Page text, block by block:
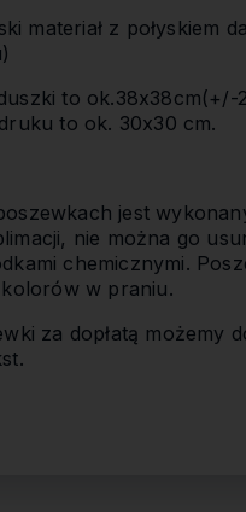
materiał z połyskiem
to ok.38x38cm(+/-
to ok. 30x30 cm.
jest
nie można go
chemicznymi.
w praniu.
za dopłatą możemy